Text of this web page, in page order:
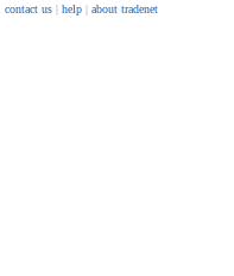
contact us | help | about tradenet